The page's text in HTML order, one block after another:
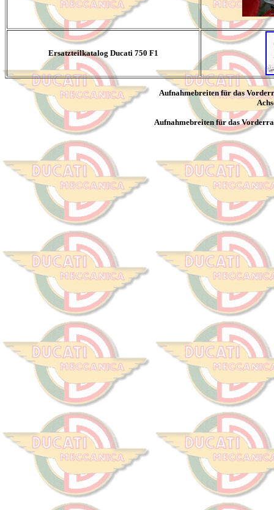
Ersatzteilkatalog Ducati 750 F1
Aufnahmebreiten für das
Aufnahmebreiten für das